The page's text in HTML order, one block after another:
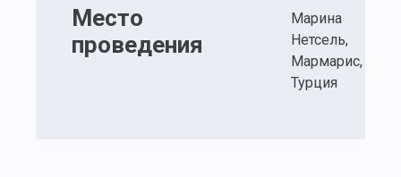
Место
проведения
Марина
Нетсель,
Мармарис,
Турция